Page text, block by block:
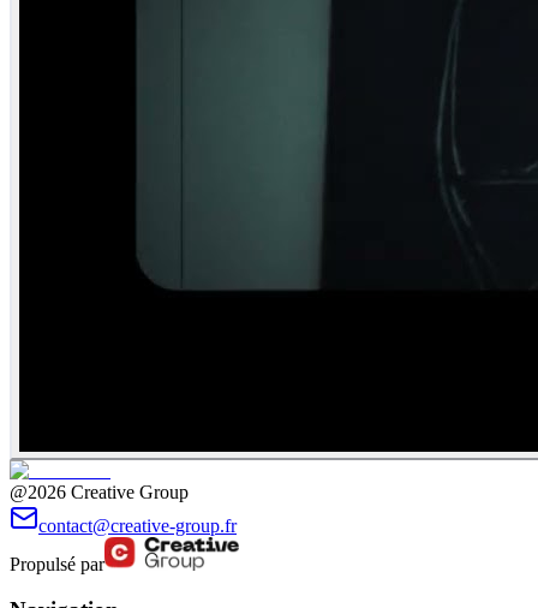
@2026 Creative Group
contact@creative-group.fr
Propulsé par